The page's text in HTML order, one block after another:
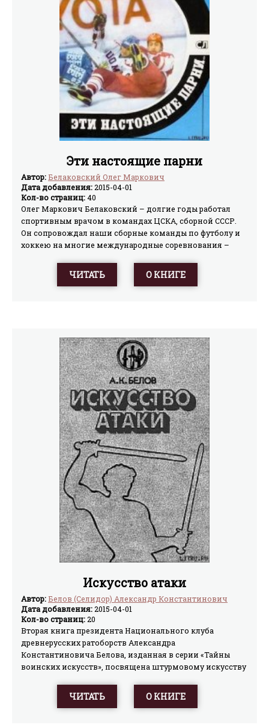
Эти настоящие парни
Автор:Белаковский Олег Маркович
Дата добавления:2015-04-01
Кол-во страниц:40
Олег Маркович Белаковский – долгие годы работал
спортивным врачом в командах ЦСКА, сборной СССР.
Он сопровождал наши сборные команды по футболу и
хоккею на многие международные соревнования –
книга – о спортивном мужестве, о верности
спорту.Книга иллюстрирована фотографиями из архива
ЧИТАТЬ О КНИГЕ
Искусство атаки
Автор:Белов (Селидор) Александр Константинович
Дата добавления:2015-04-01
Кол-во страниц:20
Вторая книга президента Национального клуба
древнерусских ратоборств Александра
Константиновича Белова, изданная в серии «Тайны
воинских искусств», посвящена штурмовому искусству
славяно-горицкой борьбе. Книга построена в
характерной для автора манере — эмоциональная
ЧИТАТЬ О КНИГЕ